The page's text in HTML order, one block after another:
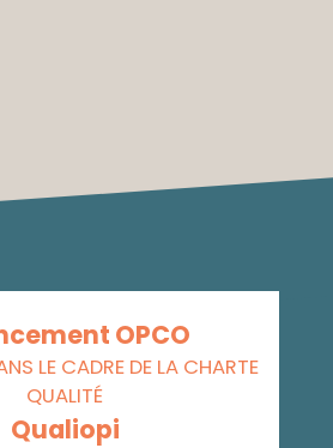
OPCO
LE CADRE DE LA CHARTE
QUALITÉ
Qualiopi